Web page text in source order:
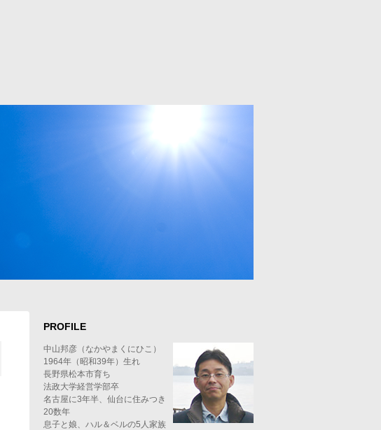
PROFILE
中山邦彦（なかやまくにひこ）
1964年（昭和39年）生れ
長野県松本市育ち
法政大学経営学部卒
名古屋に3年半、仙台に住みつき
20数年
息子と娘、ハル＆ベルの5人家族